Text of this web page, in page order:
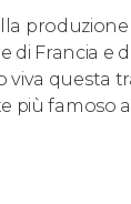
di Francia
questa
più famoso